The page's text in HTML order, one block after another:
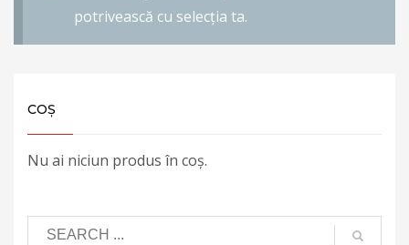
potrivească cu selecția ta.
COȘ
Nu ai niciun produs în coș.